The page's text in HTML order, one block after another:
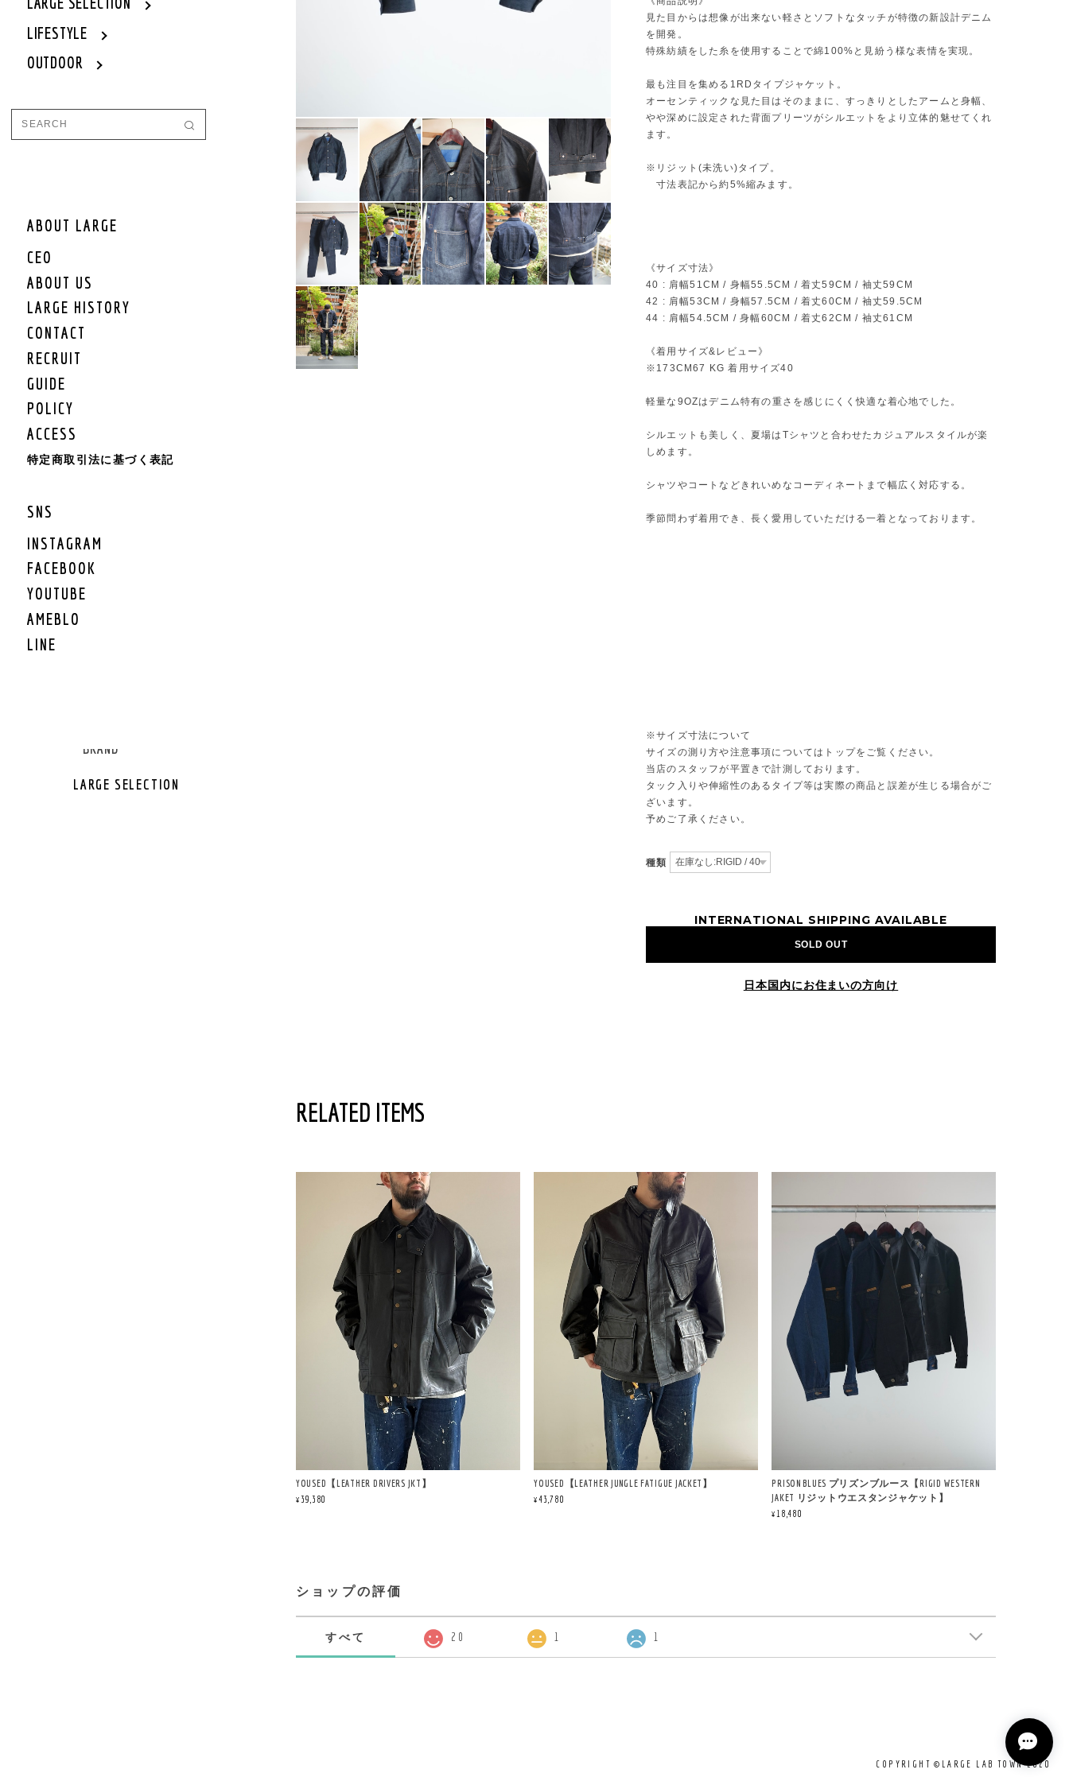
見た目からは想像が出来ない軽さとソフトなタッチが特徴の新設計デニム
を開発。
特殊紡績をした糸を使用することで綿100%と見紛う様な表情を実現。
最も注目を集める1RDタイプジャケット。
オーセンティックな見た目はそのままに、すっきりとしたアームと身幅、
やや深めに設定された背面プリーツがシルエットをより立体的魅せてくれ
ます。
※リジット(未洗い)タイプ。
寸法表記から約5%縮みます。
《サイズ寸法》
40 : 肩幅51CM / 身幅55.5CM / 着丈59CM / 袖丈59CM
42 : 肩幅53CM / 身幅57.5CM / 着丈60CM / 袖丈59.5CM
44 : 肩幅54.5CM / 身幅60CM / 着丈62CM / 袖丈61CM
《着用サイズ&レビュー》
※173CM67 KG 着用サイズ40
軽量な9OZはデニム特有の重さを感じにくく快適な着心地でした。
シルエットも美しく、夏場はTシャツと合わせたカジュアルスタイルが楽
しめます。
シャツやコートなどきれいめなコーディネートまで幅広く対応する。
季節問わず着用でき、長く愛用していただける一着となっております。
※サイズ寸法について
サイズの測り方や注意事項についてはトップをご覧ください。
当店のスタッフが平置きで計測しております。
タック入りや伸縮性のあるタイプ等は実際の商品と誤差が生じる場合がご
ざいます。
予めご了承ください。
種類
INTERNATIONAL SHIPPING AVAILABLE
SOLD OUT
日本国内にお住まいの方向け
RELATED ITEMS
YOUSED【LEATHER DRIVERS JKT】
¥39,380
YOUSED【LEATHER JUNGLE FATIGUE JACKET】
¥43,780
PRISON BLUES プリズンブルース【RIGID WESTERN
JAKET リジットウエスタンジャケット】
¥18,480
ショップの評価
すべて 20 1 1
WOMEN TOPS
WOMEN ONE PIECE
WOMEN CAP/HAT
WOMEN SHOES
WOMEN OTHER
WOMEN BRAND
KIDS OUTER
KIDS TOPS
KIDS BOTTOMS
KIDS CAP/HAT
KIDS BAG
KIDS ACCESSORY
KIDS GOODS
KIDS ROMPERS
KIDS BRAND
LIFESTYLE
GEAR TARP/TENT
GEAR MAT
GEAR BRAND
LARGE SELECTION
COPYRIGHT ©LARGE LAB TOWN 2020
LIFESTYLE
OUTDOOR
ABOUT LARGE
CEO
ABOUT US
LARGE HISTORY
CONTACT
RECRUIT
GUIDE
POLICY
ACCESS
特定商取引法に基づく表記
SNS
INSTAGRAM
FACEBOOK
YOUTUBE
AMEBLO
LINE